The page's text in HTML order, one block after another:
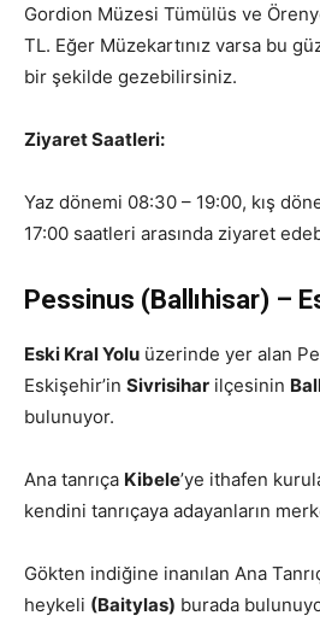
Gordion Müzesi Tümülüs ve
TL. Eğer Müzekartınız varsa bu
bir şekilde gezebilirsiniz.
Ziyaret Saatleri:
Yaz dönemi 08:30 – 19:00, kış
17:00 saatleri arasında ziyaret
Pessinus (Ballıhisar) –
Eski Kral Yolu üzerinde yer alan
Eskişehir’in Sivrisihar ilçesinin
bulunuyor.
Ana tanrıça Kibele’ye ithafen
kendini tanrıçaya adayanların
Gökten indiğine inanılan Ana
heykeli (Baitylas) burada